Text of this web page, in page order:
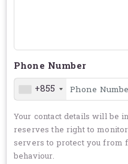
Phone Number
+855
Your contact details will be
reserves the right to
servers to protect you from
behaviour.